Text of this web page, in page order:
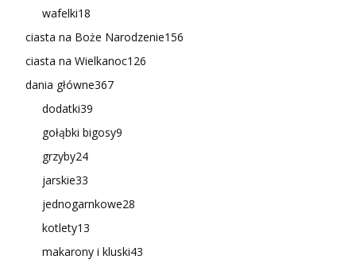
wafelki18
ciasta na Boże Narodzenie156
ciasta na Wielkanoc126
dania główne367
dodatki39
gołąbki bigosy9
grzyby24
jarskie33
jednogarnkowe28
kotlety13
makarony i kluski43